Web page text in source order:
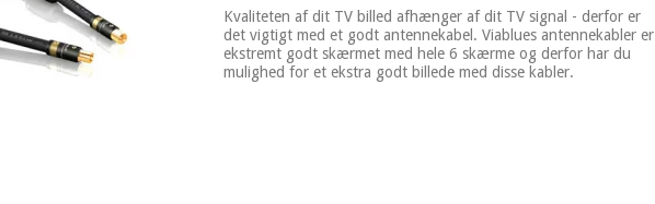
Kvaliteten af dit TV billed afhænger af dit TV signal - derfor er
det vigtigt med et godt antennekabel. Viablues antennekabler er
ekstremt godt skærmet med hele 6 skærme og derfor har du
mulighed for et ekstra godt billede med disse kabler.